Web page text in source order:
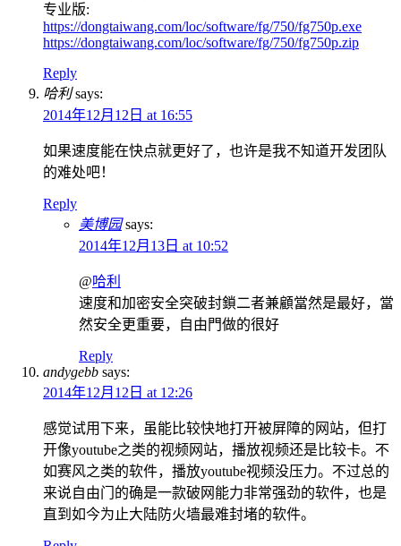
专业版:
https://dongtaiwang.com/loc/software/fg/750/fg750p.exe
https://dongtaiwang.com/loc/software/fg/750/fg750p.zip
Reply
哈利 says:
2014年12月12日 at 16:55
如果速度能在快点就更好了，也许是我不知道开发团队
的难处吧！
Reply
美博园 says:
2014年12月13日 at 10:52
@哈利
速度和加密安全突破封鎖二者兼顧當然是最好，當
然安全更重要，自由門做的很好
Reply
andygebb says:
2014年12月12日 at 12:26
感觉试用下来，虽能比较快地打开被屏障的网站，但打
开像youtube之类的视频网站，播放视频还是比较卡。不
如赛风之类的软件，播放youtube视频没压力。不过总的
来说自由门的确是一款破网能力非常强劲的软件，也是
直到如今为止大陆防火墙最难封堵的软件。